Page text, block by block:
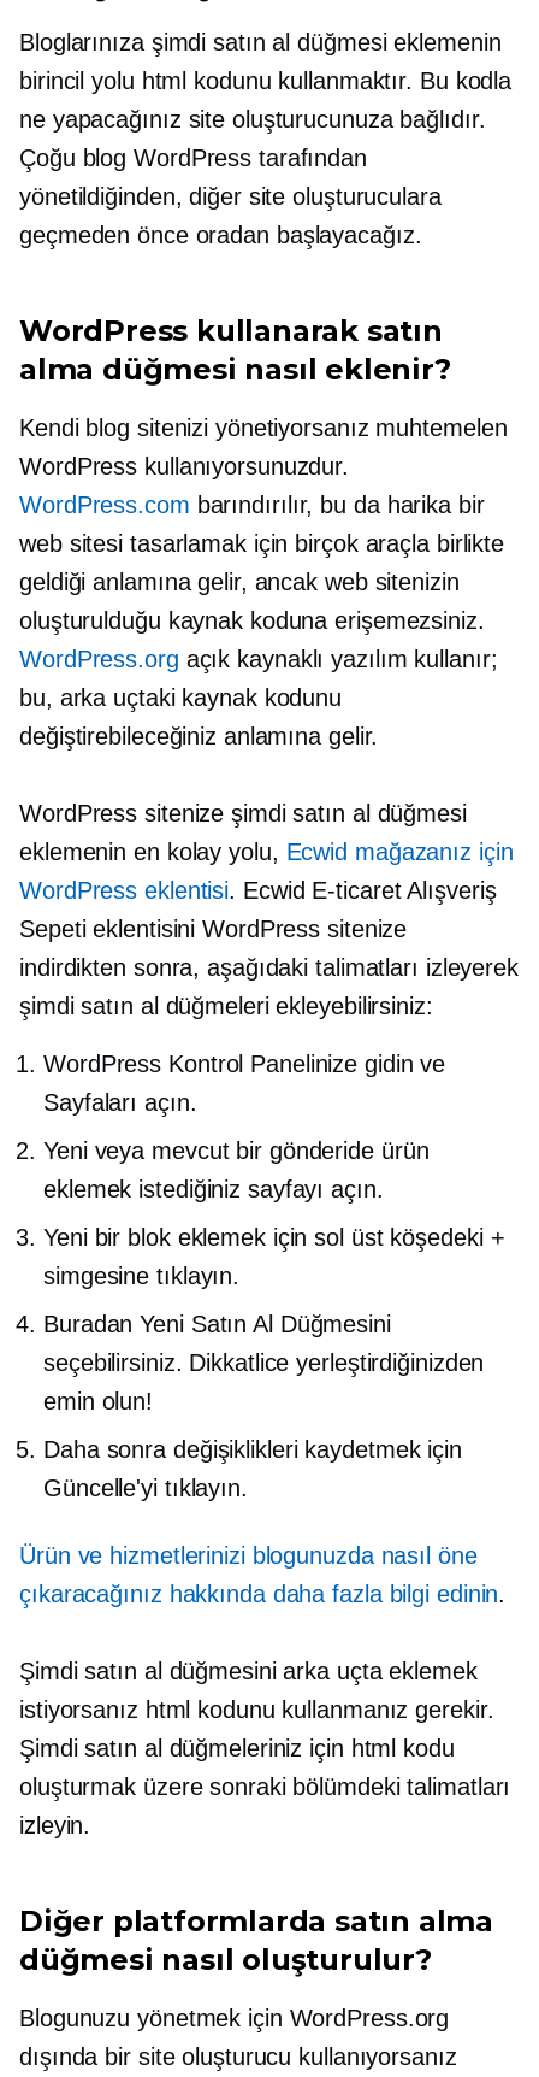
Bloglarınıza şimdi satın al düğmesi eklemenin
birincil yolu html kodunu kullanmaktır. Bu kodla
ne yapacağınız site oluşturucunuza bağlıdır.
Çoğu blog WordPress tarafından
yönetildiğinden, diğer site oluşturuculara
geçmeden önce oradan başlayacağız.
WordPress kullanarak satın
alma düğmesi nasıl eklenir?
Kendi blog sitenizi yönetiyorsanız muhtemelen
WordPress kullanıyorsunuzdur.
WordPress.com barındırılır, bu da harika bir
web sitesi tasarlamak için birçok araçla birlikte
geldiği anlamına gelir, ancak web sitenizin
oluşturulduğu kaynak koduna erişemezsiniz.
WordPress.org açık kaynaklı yazılım kullanır;
bu, arka uçtaki kaynak kodunu
değiştirebileceğiniz anlamına gelir.
WordPress sitenize şimdi satın al düğmesi
eklemenin en kolay yolu, Ecwid mağazanız için
WordPress eklentisi. Ecwid E-ticaret Alışveriş
Sepeti eklentisini WordPress sitenize
indirdikten sonra, aşağıdaki talimatları izleyerek
şimdi satın al düğmeleri ekleyebilirsiniz:
WordPress Kontrol Panelinize gidin ve
Sayfaları açın.
Yeni veya mevcut bir gönderide ürün
eklemek istediğiniz sayfayı açın.
Yeni bir blok eklemek için sol üst köşedeki +
simgesine tıklayın.
Buradan Yeni Satın Al Düğmesini
seçebilirsiniz. Dikkatlice yerleştirdiğinizden
emin olun!
Daha sonra değişiklikleri kaydetmek için
Güncelle'yi tıklayın.
Ürün ve hizmetlerinizi blogunuzda nasıl öne
çıkaracağınız hakkında daha fazla bilgi edinin.
Şimdi satın al düğmesini arka uçta eklemek
istiyorsanız html kodunu kullanmanız gerekir.
Şimdi satın al düğmeleriniz için html kodu
oluşturmak üzere sonraki bölümdeki talimatları
izleyin.
Diğer platformlarda satın alma
düğmesi nasıl oluşturulur?
Blogunuzu yönetmek için WordPress.org
dışında bir site oluşturucu kullanıyorsanız